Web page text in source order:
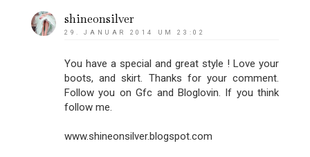
shineonsilver
29. JANUAR 2014 UM 23:02
You have a special and great style ! Love your
boots, and skirt. Thanks for your comment.
Follow you on Gfc and Bloglovin. If you think
follow me.
www.shineonsilver.blogspot.com